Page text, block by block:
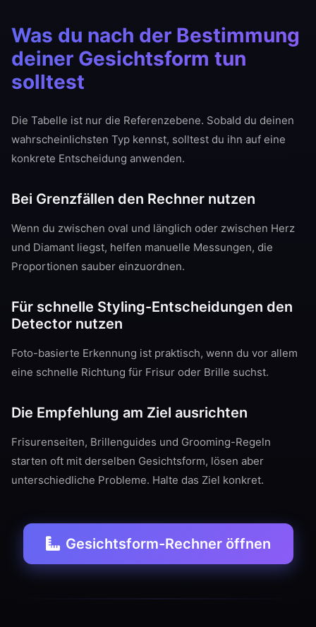
Was du nach der Bestimmung
deiner Gesichtsform tun
solltest
Die Tabelle ist nur die Referenzebene. Sobald du deinen
wahrscheinlichsten Typ kennst, solltest du ihn auf eine
konkrete Entscheidung anwenden.
Bei Grenzfällen den Rechner nutzen
Wenn du zwischen oval und länglich oder zwischen Herz
und Diamant liegst, helfen manuelle Messungen, die
Proportionen sauber einzuordnen.
Für schnelle Styling-Entscheidungen den
Detector nutzen
Foto-basierte Erkennung ist praktisch, wenn du vor allem
eine schnelle Richtung für Frisur oder Brille suchst.
Die Empfehlung am Ziel ausrichten
Frisurenseiten, Brillenguides und Grooming-Regeln
starten oft mit derselben Gesichtsform, lösen aber
unterschiedliche Probleme. Halte das Ziel konkret.
Gesichtsform-Rechner öffnen